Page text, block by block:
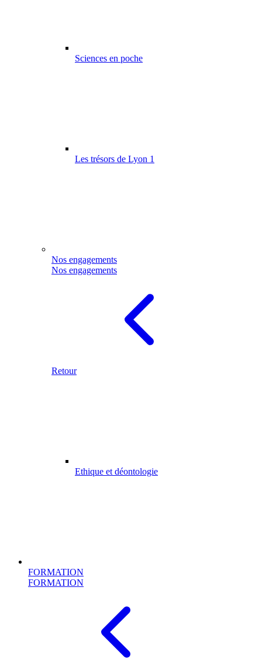
Sciences en poche
Les trésors de Lyon 1
Nos engagements
Nos engagements
Retour
Ethique et déontologie
FORMATION
FORMATION